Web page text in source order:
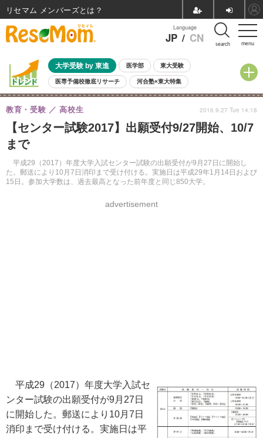
menu
Language
JP / CN search
大学受験 by 東進 医学部 東大受験
医専予備校徹底リサーチ 河合塾×東大特集
親子で考える大学選び 高校受験 中学受験 小学校受験
共通テスト 夏休み
8月開催イベント・WS 全国公立高校 過去問 人気記事
自由研究教材（小学生向け）
【センター試験2017】出願受付9/27開始、10/7
まで
平成29（2017）年度大学入試センター試験の出願受付が9月27日に開始し
た。郵送により10月7日消印まで受け付ける。実施日は平成29年1月14日および
15日。参加大学数は、過去最高となった前年度と同じ850大学。
教育・受験 高校生
advertisement
2016.9.27 Tue 14:18
平成29（2017）年度大学入試セ
ンター試験の出願受付が9月27日
に開始した。郵送により10月7日
消印まで受け付ける。実施日は平
リセマム メンバーズ